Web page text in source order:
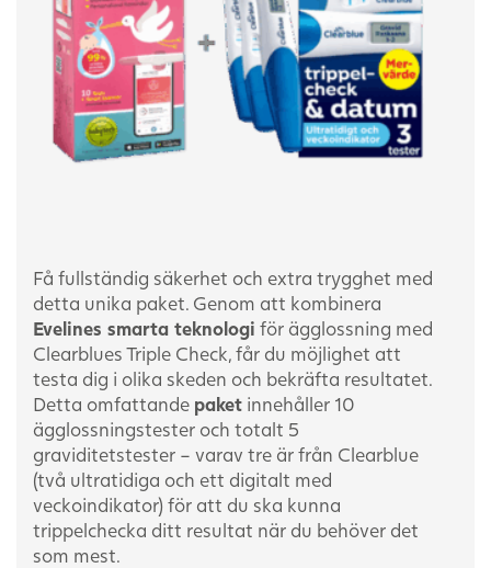
Få fullständig säkerhet och extra trygghet med
detta unika paket. Genom att kombinera
Evelines smarta teknologi för ägglossning med
Clearblues Triple Check, får du möjlighet att
testa dig i olika skeden och bekräfta resultatet.
Detta omfattande paket innehåller 10
ägglossningstester och totalt 5
graviditetstester – varav tre är från Clearblue
(två ultratidiga och ett digitalt med
veckoindikator) för att du ska kunna
trippelchecka ditt resultat när du behöver det
som mest.